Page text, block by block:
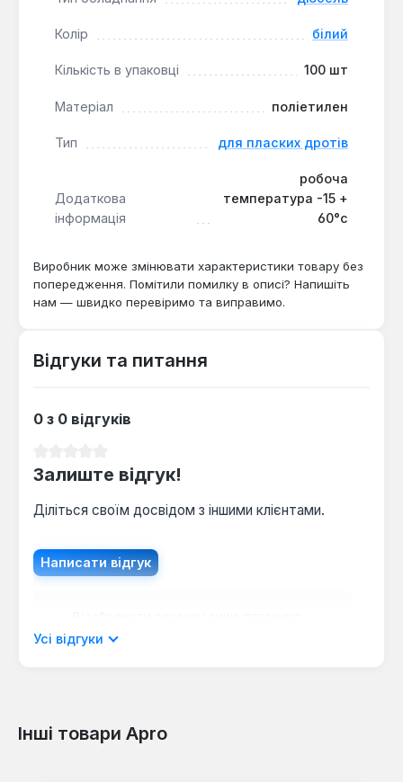
Колір білий
Кількість в упаковці 100 шт
Матеріал поліетилен
Тип для пласких дротів
Додаткова
інформація
робоча
температура -15 +
60°с
Виробник може змінювати характеристики товару без
попередження. Помітили помилку в описі? Напишіть
нам — швидко перевіримо та виправимо.
Відгуки та питання
0 з 0 відгуків
Залиште відгук!
Діліться своїм досвідом з іншими клієнтами.
Написати відгук
мовою.
Відгуків не знайдено. Поділіться
Усі відгуки
Інші товари Apro